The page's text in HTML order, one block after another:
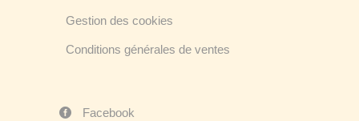
Gestion des cookies
Conditions générales de ventes
Facebook